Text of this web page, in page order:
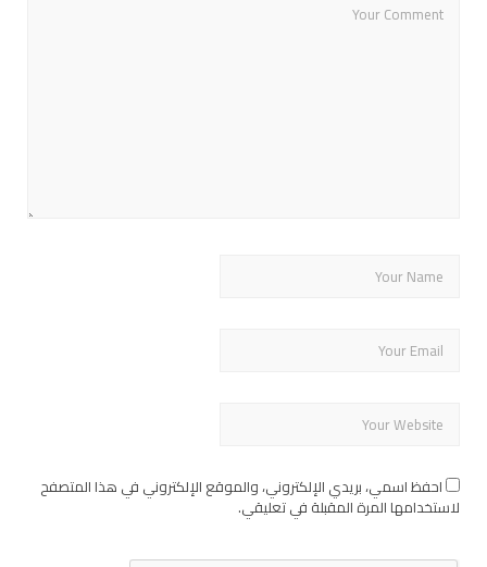
احفظ اسمي، بريدي الإلكتروني، والموقع الإلكتروني في هذا المتصفح
لاستخدامها المرة المقبلة في تعليقي.